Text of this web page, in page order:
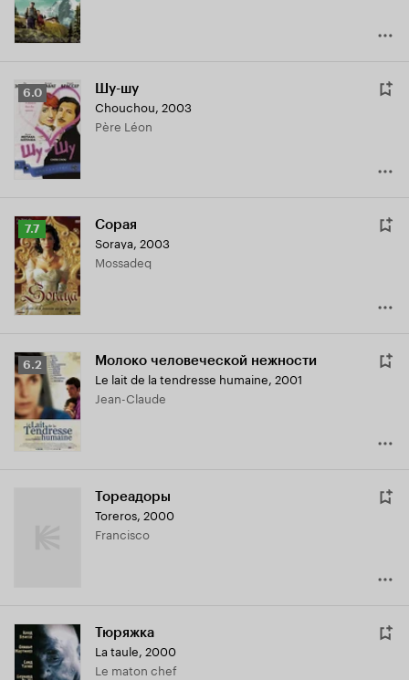
Рейтинг
Кинопоиска
6.0
6.0 Шу-шу
Chouchou, 2003
Père Léon
Рейтинг
Кинопоиска
7.7
7.7 Сорая
Soraya, 2003
Mossadeq
Рейтинг
Кинопоиска
6.2
6.2 Молоко человеческой нежности
Le lait de la tendresse humaine, 2001
Jean-Claude
Тореадоры
Toreros, 2000
Francisco
Тюряжка
La taule, 2000
Le maton chef